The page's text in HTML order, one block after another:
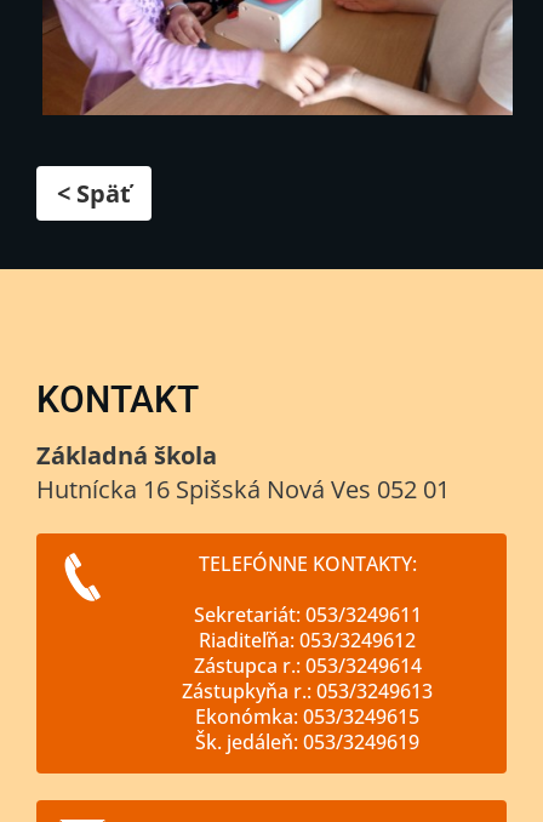
< Späť
KONTAKT
Základná škola
Hutnícka 16 Spišská Nová Ves 052 01
TELEFÓNNE KONTAKTY:
Sekretariát: 053/3249611
Riaditeľňa: 053/3249612
Zástupca r.: 053/3249614
Zástupkyňa r.: 053/3249613
Ekonómka: 053/3249615
Šk. jedáleň: 053/3249619